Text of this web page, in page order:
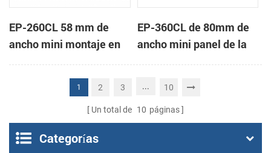
EP-260CL 58 mm de
ancho mini montaje en
panel de la impresora
térmica con auto-
EP-360CL de 80mm de
ancho mini panel de la
impresora térmica con
1 2 3 ... 10
Un total de 10 páginas
Categorías